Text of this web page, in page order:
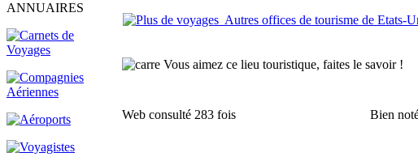
ANNUAIRES
Autres offices de tourisme de Etats-
Vous aimez ce lieu touristique, faites le savoir !
Web consulté 283 fois Bien